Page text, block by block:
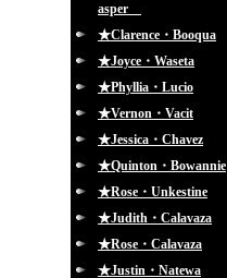
asper
★Clarence・Booqua
★Joyce・Waseta
★Phyllia・Lucio
★Vernon・Vacit
★Jessica・Chavez
★Quinton・Bowannie
★Rose・Unkestine
★Judith・Calavaza
★Rose・Calavaza
★Justin・Natewa